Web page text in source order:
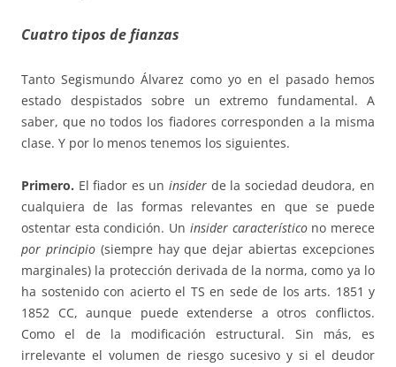
Cuatro tipos de fianzas
Tanto Segismundo Álvarez como yo en el pasado hemos
estado despistados sobre un extremo fundamental. A
saber, que no todos los fiadores corresponden a la misma
clase. Y por lo menos tenemos los siguientes.
Primero. El fiador es un insider de la sociedad deudora, en
cualquiera de las formas relevantes en que se puede
ostentar esta condición. Un insider característico no merece
por principio (siempre hay que dejar abiertas excepciones
marginales) la protección derivada de la norma, como ya lo
ha sostenido con acierto el TS en sede de los arts. 1851 y
1852 CC, aunque puede extenderse a otros conflictos.
Como el de la modificación estructural. Sin más, es
irrelevante el volumen de riesgo sucesivo y si el deudor